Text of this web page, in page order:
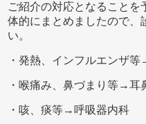
ご紹介の対応となること
体的にまとめましたので、
い。
・発熱、インフルエンザ
・喉痛み、鼻づまり等→耳
・咳、痰等→呼吸器内科